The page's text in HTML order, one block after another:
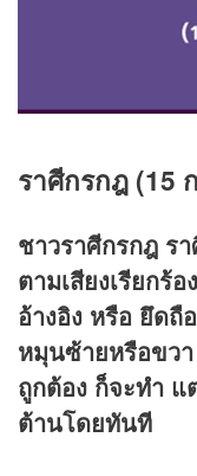
ราศีกรกฎ (15
ชาวราศีกรกฎ ร
ตามเสียงเรียกร้
อ้างอิง หรือ ยึดถื
หมุนซ้ายหรือขว
ถูกต้อง ก็จะทำ แ
ต้านโดยทันที